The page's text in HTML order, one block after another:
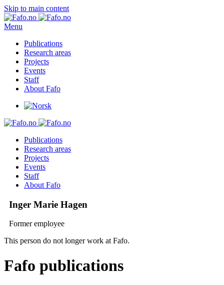
Skip to main content
Menu
Publications
Research areas
Projects
Events
Staff
About Fafo
Publications
Research areas
Projects
Events
Staff
About Fafo
Inger Marie Hagen
Former employee
This person do not longer work at Fafo.
Fafo publications